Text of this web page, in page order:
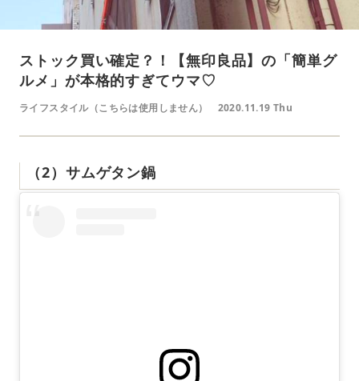
ストック買い確定？！【無印良品】の「簡単グ
ルメ」が本格的すぎてウマ♡
ライフスタイル（こちらは使用しません） 2020.11.19 Thu
（2）サムゲタン鍋